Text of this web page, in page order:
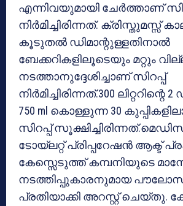
എന്നിവയുമായി ചേര്‍ത്താണ്
നിര്‍മിച്ചിരിന്നത്. ക്രിസ്തുമസ്സ്
കൂടുതല്‍ ഡിമാന്റുള്ളതിനാല്‍
ബേക്കറികളിലൂടെയും മറ്റും
നടത്താനുദ്ദേശിച്ചാണ് സിറപ്പ്
നിര്‍മിച്ചിരിന്നത്.300
750 ml കൊള്ളുന്ന 30
സിറപ്പ്
ടോയ്‌ലറ്റ് പ്രിപ്പറേഷന്‍ ആക്ട്
കേസ്സെടുത്ത് കമ്പനിയുടെ
നടത്തിപ്പുകാരനുമായ
പ്രതിയാക്കി അറസ്റ്റ് ചെയ്തു.